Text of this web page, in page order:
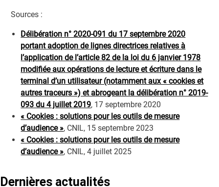
Sources :
Délibération n° 2020-091 du 17 septembre 2020
portant adoption de lignes directrices relatives à
l’application de l’article 82 de la loi du 6 janvier 1978
modifiée aux opérations de lecture et écriture dans le
terminal d’un utilisateur (notamment aux « cookies et
autres traceurs ») et abrogeant la délibération n° 2019-
093 du 4 juillet 2019, 17 septembre 2020
« Cookies : solutions pour les outils de mesure
d’audience », CNIL, 15 septembre 2023
« Cookies : solutions pour les outils de mesure
d’audience », CNIL, 4 juillet 2025
Dernières actualités